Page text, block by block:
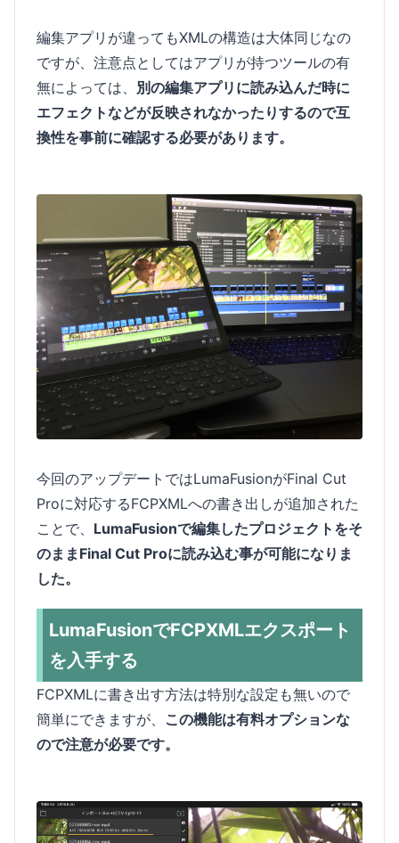
編集アプリが違ってもXMLの構造は大体同じなの
ですが、注意点としてはアプリが持つツールの有
無によっては、 別の編集アプリに読み込んだ時に
エフェクトなどが反映されなかったりするので互
換性を事前に確認する必要があります。
今回のアップデートではLumaFusionがFinal Cut
Proに対応するFCPXMLへの書き出しが追加された
ことで、 LumaFusionで編集したプロジェクトをそ
のままFinal Cut Proに読み込む事が可能になりま
した。
LumaFusionでFCPXMLエクスポート
を入手する
FCPXMLに書き出す方法は特別な設定も無いので
簡単にできますが、 この機能は有料オプションな
ので注意が必要です。